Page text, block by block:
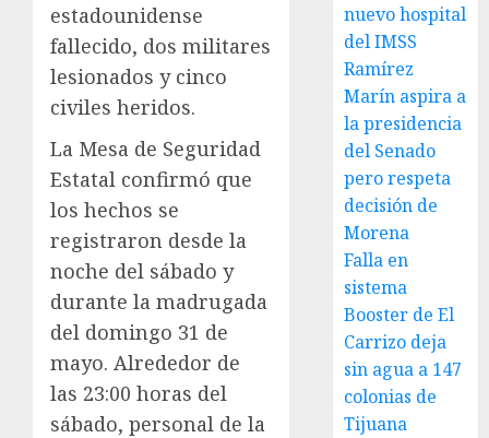
estadounidense
fallecido, dos militares
lesionados y cinco
civiles heridos.
La Mesa de Seguridad
Estatal confirmó que
los hechos se
registraron desde la
noche del sábado y
durante la madrugada
del domingo 31 de
mayo. Alrededor de
las 23:00 horas del
sábado, personal de la
nuevo hospital
del IMSS
Ramírez
Marín aspira a
la presidencia
del Senado
pero respeta
decisión de
Morena
Falla en
sistema
Booster de El
Carrizo deja
sin agua a 147
colonias de
Tijuana